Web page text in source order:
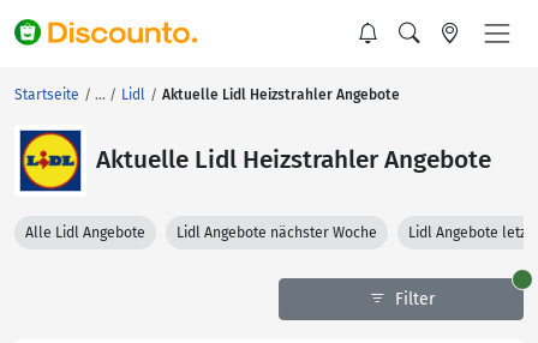
Startseite Lidl Aktuelle Lidl Heizstrahler Angebote
Aktuelle Lidl Heizstrahler Angebote
Alle Lidl Angebote Lidl Angebote nächster Woche Lidl Angebote
Filter